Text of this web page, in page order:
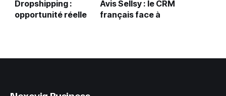
Dropshipping :
opportunité réelle
Avis Sellsy : le CRM
français face à